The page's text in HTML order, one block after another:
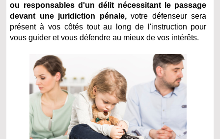
ou responsables d'un délit nécessitant le passage
devant une juridiction pénale,votre défenseur sera
présent à vos côtés tout au long de l'instruction pour
vous guider et vous défendre au mieux de vos intérêts.